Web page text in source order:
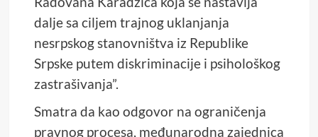
dalje sa ciljem trajnog uklanjanja
nesrpskog stanovništva iz Republike
Srpske putem diskriminacije i psihološkog
zastrašivanja”.
Smatra da kao odgovor na ograničenja
pravnog procesa, međunarodna zajednica